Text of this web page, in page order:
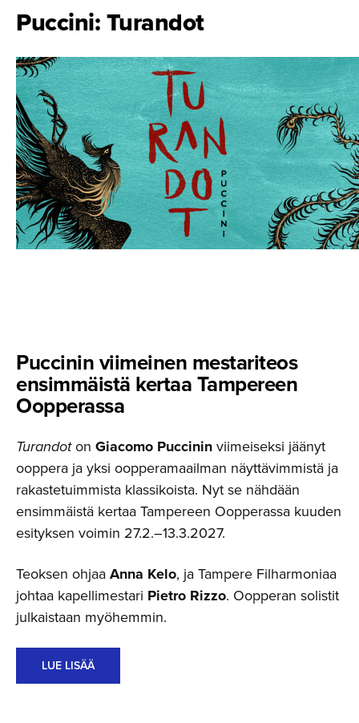
Puccini: Turandot
Puccinin viimeinen mestariteos
ensimmäistä kertaa Tampereen
Oopperassa
Turandoton Giacomo Puccininviimeiseksi jäänyt
ooppera ja yksi oopperamaailman näyttävimmistä ja
rakastetuimmista klassikoista. Nyt se nähdään
ensimmäistä kertaa Tampereen Oopperassa kuuden
esityksen voimin 27.2.–13.3.2027.
Teoksen ohjaaAnna Kelo, ja Tampere Filharmoniaa
johtaa kapellimestari Pietro Rizzo. Oopperan solistit
julkaistaan myöhemmin.
LUE LISÄÄ